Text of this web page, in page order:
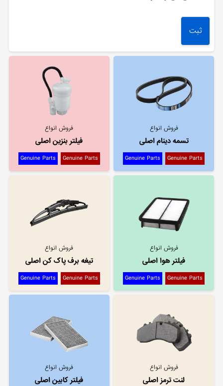
فروش انواع
تسمه دینام اصلی
Genuine Parts
Genuine Parts
فروش انواع
فیلتر بنزین اصلی
Genuine Parts
Genuine Parts
فروش انواع
فیلتر هوا اصلی
Genuine Parts
Genuine Parts
فروش انواع
تیغه برف پاک کن اصلی
Genuine Parts
Genuine Parts
فروش انواع
لنت ترمز اصلی
فروش انواع
فیلتر کابین اصلی